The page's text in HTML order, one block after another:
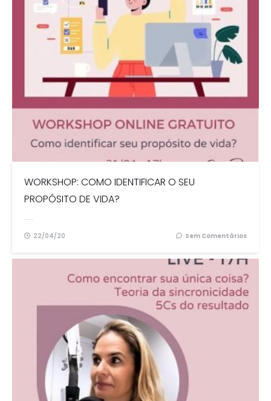
WORKSHOP: COMO IDENTIFICAR O SEU
PROPÓSITO DE VIDA?
22/04/20 Sem Comentários